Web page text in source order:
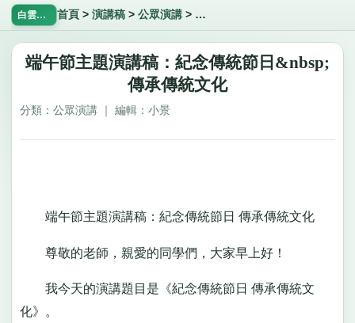
白雲飄飄網 首頁 >演講稿 >公眾演講 > 端午節主題演講稿：紀念傳統
端午節主題演講稿：紀念傳統節日&nbsp;
傳承傳統文化
分類：公眾演講 ｜ 編輯：小景
端午節主題演講稿：紀念傳統節日 傳承傳統文化
尊敬的老師，親愛的同學們，大家早上好！
我今天的演講題目是《紀念傳統節日 傳承傳統文
化》。